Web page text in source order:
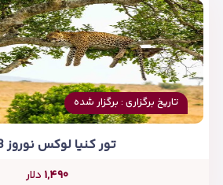
تاریخ برگزاری : برگزار شده
تور کنیا لوکس نوروز 1403
۱,۴۹۰ دلار